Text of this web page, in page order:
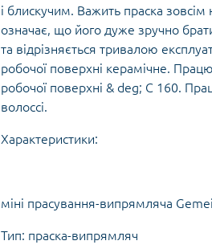
і блискучим. Важить праска
означає, що його дуже зручно
та відрізняється тривалою
робочої поверхні керамічне.
робочої поверхні & deg; C 160.
волоссі.
Характеристики:
міні прасування-випрямляча
Тип: праска-випрямляч